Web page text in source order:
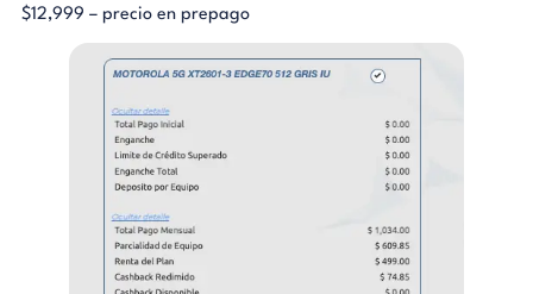
$12,999 – precio en prepago